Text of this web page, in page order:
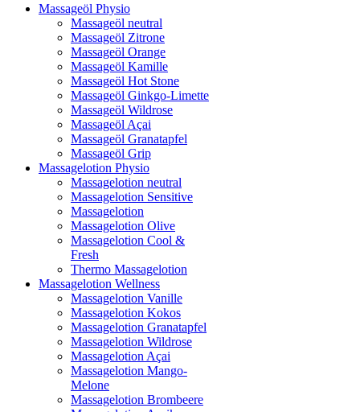
Massageöl Physio
Massageöl neutral
Massageöl Zitrone
Massageöl Orange
Massageöl Kamille
Massageöl Hot Stone
Massageöl Ginkgo-Limette
Massageöl Wildrose
Massageöl Açai
Massageöl Granatapfel
Massageöl Grip
Massagelotion Physio
Massagelotion neutral
Massagelotion Sensitive
Massagelotion
Massagelotion Olive
Massagelotion Cool &
Fresh
Thermo Massagelotion
Massagelotion Wellness
Massagelotion Vanille
Massagelotion Kokos
Massagelotion Granatapfel
Massagelotion Wildrose
Massagelotion Açai
Massagelotion Mango-
Melone
Massagelotion Brombeere